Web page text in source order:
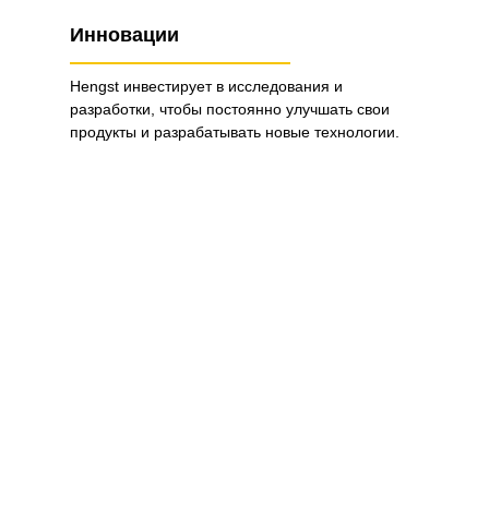
Инновации
Hengst инвестирует в исследования и
разработки, чтобы постоянно улучшать свои
продукты и разрабатывать новые технологии.